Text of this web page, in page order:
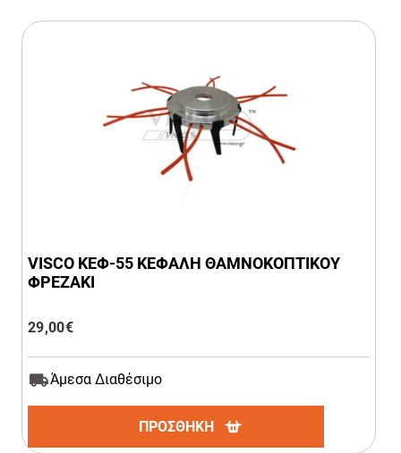
VISCO ΚΕΦ-55 ΚΕΦΑΛΗ ΘΑΜΝΟΚΟΠΤΙΚΟΥ
ΦΡΕΖΑΚΙ
29,00€
Άμεσα Διαθέσιμο
ΠΡΟΣΘΗΚΗ